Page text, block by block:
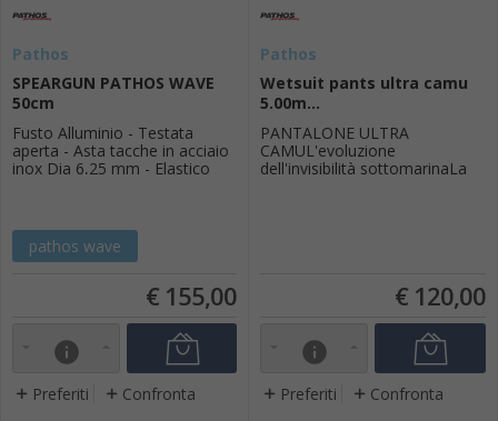
Pathos
SPEARGUN PATHOS WAVE
50cm
Fusto Alluminio - Testata
aperta - Asta tacche in acciaio
inox Dia 6,25 mm - Elastico
pathos wave
€ 155,00
info
Preferiti Confronta
Pathos
Wetsuit pants ultra camu
5.00m...
PANTALONE ULTRA
CAMUL'evoluzione
dell'invisibilità sottomarinaLa
movimento.Caratteristiche
TecnicheComponenteSpecifich
eMat...
€ 120,00
info
Preferiti Confronta